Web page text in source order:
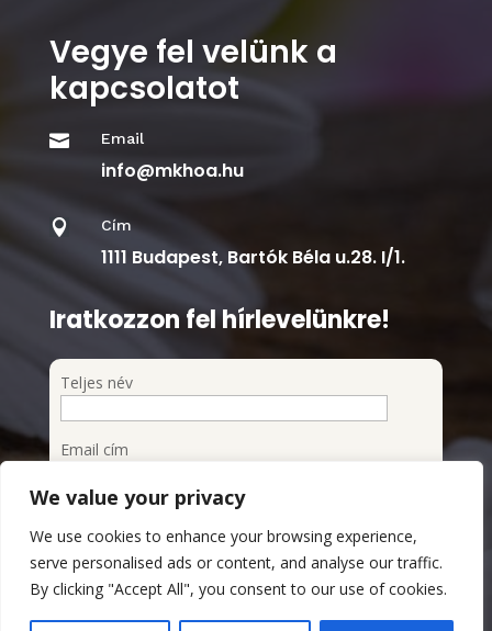
We value your privacy
We use cookies to enhance your browsing experience,
serve personalised ads or content, and analyse our traffic.
By clicking "Accept All", you consent to our use of cookies.
Vegye fel velünk a
kapcsolatot
 Email
info@mkhoa.hu
 Cím
1111 Budapest, Bartók Béla u.28. I/1.
Iratkozzon fel hírlevelünkre!
Teljes név
Email cím
Feliratkozom a hírlevélre
Megismertem és elfogadom az Adatvédelmi
szabályzatot
Adatvédelmi Szabályzat